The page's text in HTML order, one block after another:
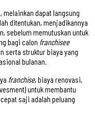
dapat langsung
ditentukan, menjadikannya
sebelum memutuskan untuk
bagi calon franchisee
serta struktur biaya yang
bulanan.
franchise, biaya renovasi,
untuk membantu
saji adalah peluang